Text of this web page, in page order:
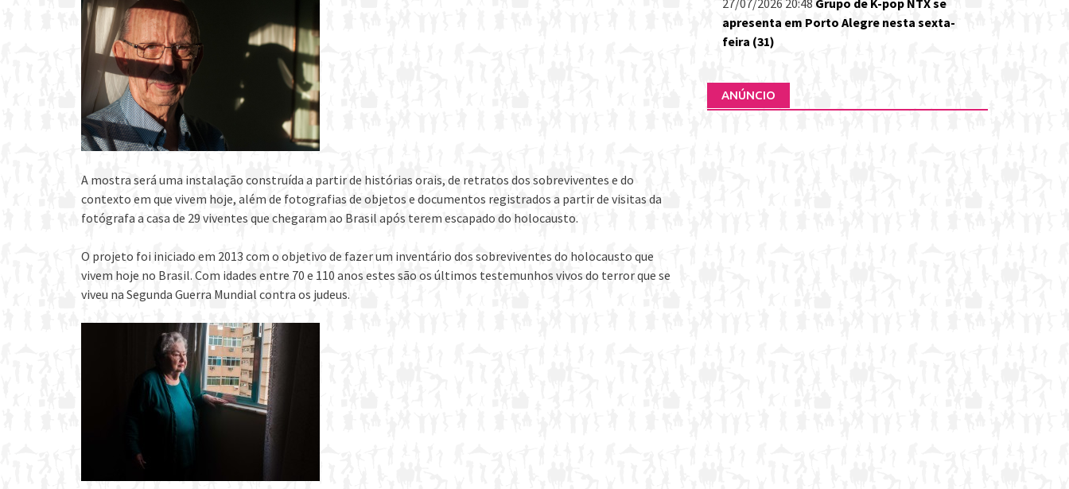
A mostra será uma instalação construída a partir de histórias orais, de retratos dos sobreviventes e do
contexto em que vivem hoje, além de fotografias de objetos e documentos registrados a partir de visitas da
fotógrafa a casa de 29 viventes que chegaram ao Brasil após terem escapado do holocausto.
O projeto foi iniciado em 2013 com o objetivo de fazer um inventário dos sobreviventes do holocausto que
vivem hoje no Brasil. Com idades entre 70 e 110 anos estes são os últimos testemunhos vivos do terror que se
viveu na Segunda Guerra Mundial contra os judeus.
27/07/2026 20:48 Grupo de K-pop NTX se
apresenta em Porto Alegre nesta sexta-
feira (31)
ANÚNCIO